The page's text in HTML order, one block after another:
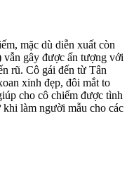
mặc dù diễn xuất còn
gây được ấn tượng với
rũ. Cô gái đến từ Tân
xinh đẹp, đôi mắt to
cho cô chiếm được tình
làm người mẫu cho các